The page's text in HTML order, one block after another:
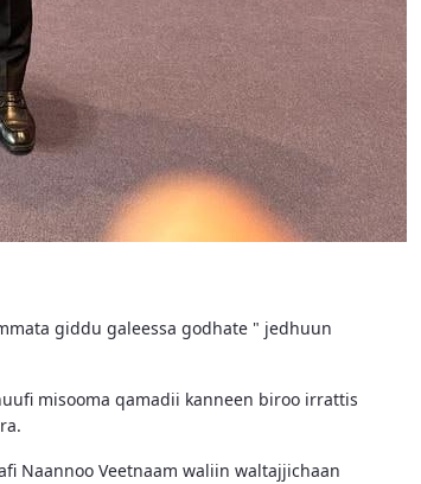
giddu galeessa godhate " jedhuun
misooma qamadii kanneen biroo irrattis
Naannoo Veetnaam waliin waltajjichaan